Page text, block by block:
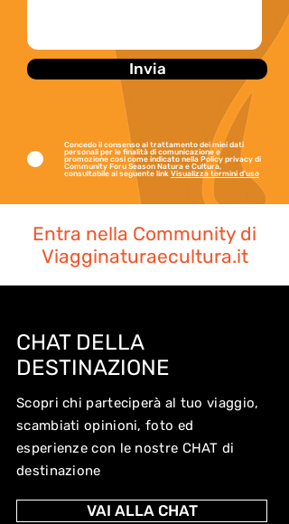
Invia
Concedo il consenso al trattamento dei miei dati
personali per le finalità di comunicazione e
promozione cosi come indicato nella Policy privacy di
Community Foru Season Natura e Cultura,
consultabile al seguente link Visualizza termini d'uso
Entra nella Community di
Viagginaturaecultura.it
CHAT DELLA
DESTINAZIONE
Scopri chi parteciperà al tuo viaggio,
scambiati opinioni, foto ed
esperienze con le nostre CHAT di
destinazione
VAI ALLA CHAT